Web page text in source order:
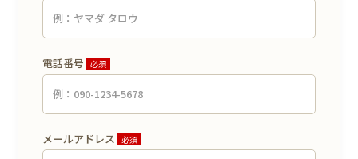
電話番号 必須
メールアドレス 必須